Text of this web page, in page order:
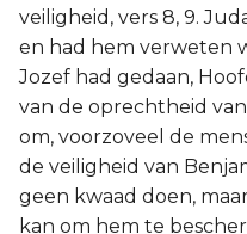
veiligheid, vers 8, 9.
en had hem verweten
Jozef had gedaan,
van de oprechtheid
om, voorzoveel de
de veiligheid van
geen kwaad doen,
kan om hem te